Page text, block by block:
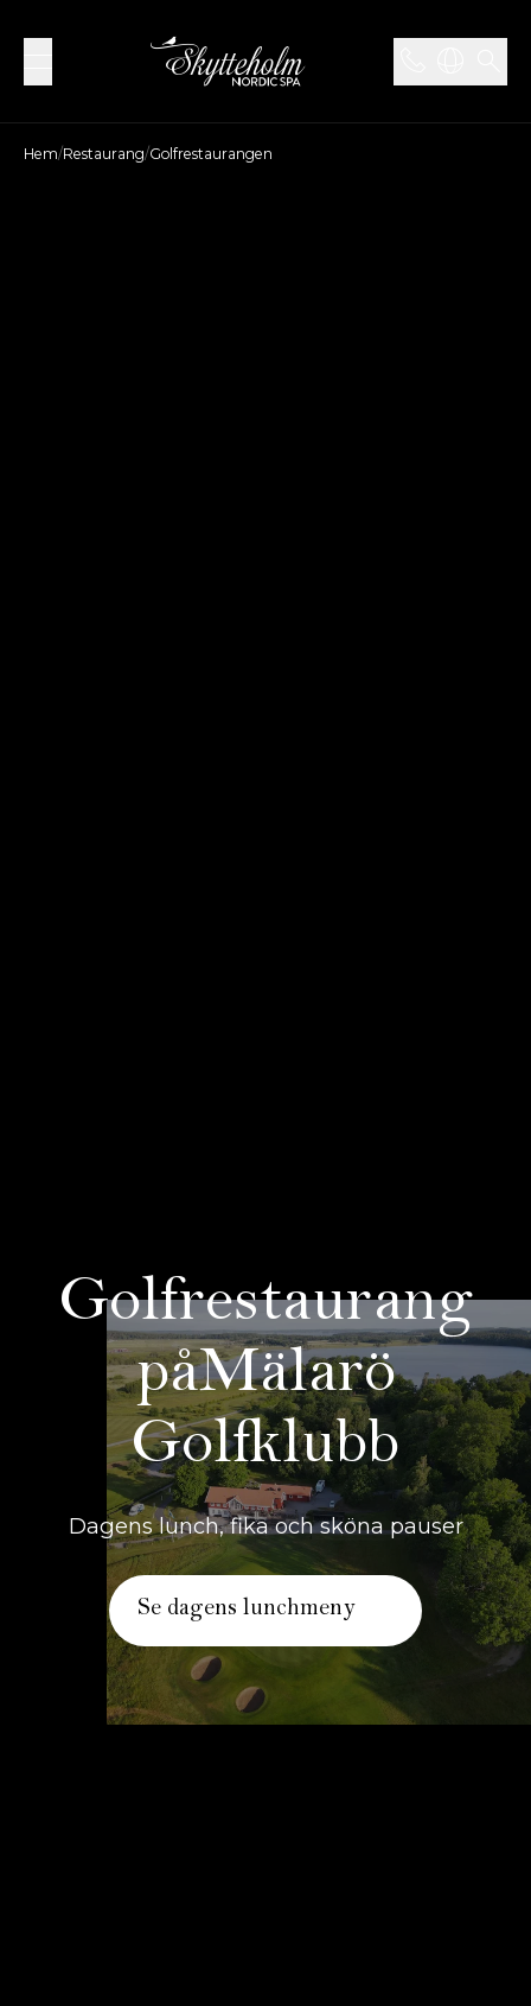
Hem/Restaurang/Golfrestaurangen
Golfrestaurang
påMälarö
Golfklubb
Dagens lunch, fika och sköna pauser
Se dagens lunchmeny